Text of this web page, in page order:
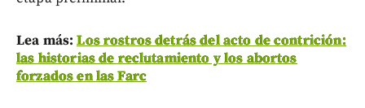
Lea más:Los rostros detrás del acto de contrición:
las historias de reclutamiento y los abortos
forzados en las Farc